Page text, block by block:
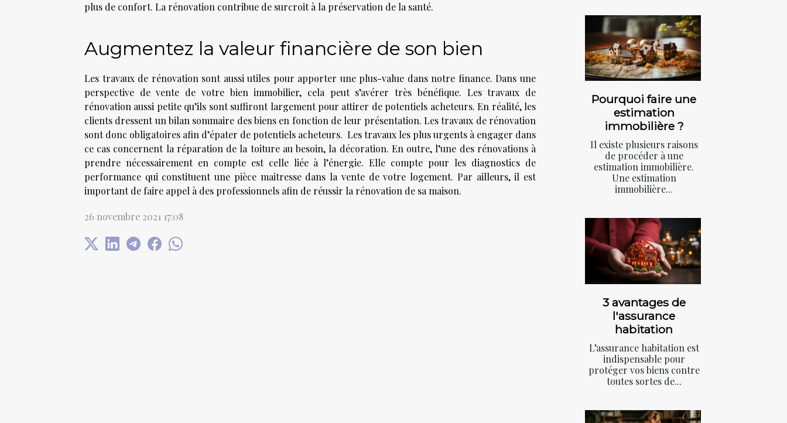
plus de confort. La rénovation contribue de surcroit à la préservation de la santé.
Augmentez la valeur financière de son bien
Les travaux de rénovation sont aussi utiles pour apporter une plus-value dans notre finance. Dans une
perspective de vente de votre bien immobilier, cela peut s’avérer très bénéfique. Les travaux de
rénovation aussi petite qu’ils sont suffiront largement pour attirer de potentiels acheteurs. En réalité, les
clients dressent un bilan sommaire des biens en fonction de leur présentation. Les travaux de rénovation
sont donc obligatoires afin d’épater de potentiels acheteurs. Les travaux les plus urgents à engager dans
ce cas concernent la réparation de la toiture au besoin, la décoration. En outre, l’une des rénovations à
prendre nécessairement en compte est celle liée à l’énergie. Elle compte pour les diagnostics de
performance qui constituent une pièce maitresse dans la vente de votre logement. Par ailleurs, il est
important de faire appel à des professionnels afin de réussir la rénovation de sa maison.
26 novembre 2021 17:08
Pourquoi faire une
estimation
immobilière ?
Il existe plusieurs raisons
de procéder à une
estimation immobilière.
Une estimation
immobilière...
3 avantages de
l'assurance
habitation
L’assurance habitation est
indispensable pour
protéger vos biens contre
toutes sortes de...